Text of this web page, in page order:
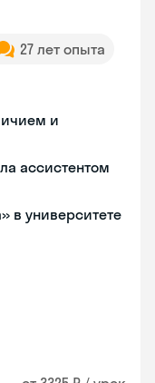
27 лет опыта
и
ассистентом
в университете